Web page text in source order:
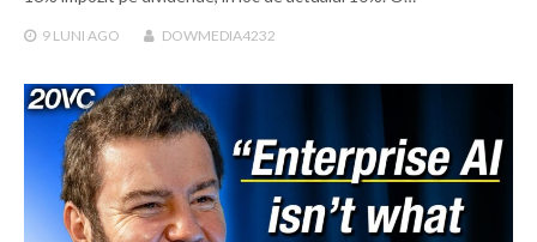
9 LUNI AGO DOWMEDIA4232